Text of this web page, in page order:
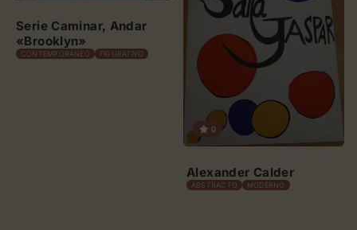
Serie Caminar, Andar
«Brooklyn»
CONTEMPORÁNEO FIGURATIVO
0
Alexander Calder
ABSTRACTO MODERNO